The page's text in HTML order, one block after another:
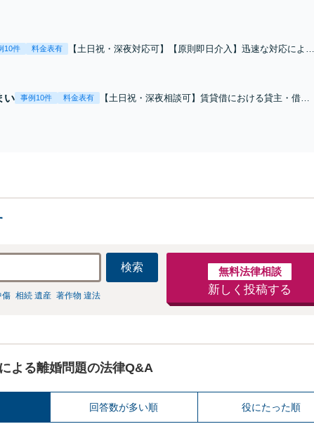
10件 料金表有
【土日祝・深夜対応可】【原則即日介入】迅速な対応により
ただければ現場臨場も可能です。【初回相談無料】
い 事例10件 料金表有
【土日祝・深夜相談可】賃貸借における貸主・借
検索
傷 相続 遺産 著作物 違法
無料法律相談
新しく投稿する
よる離婚問題の法律Q&A
回答数が多い順 役にたった順